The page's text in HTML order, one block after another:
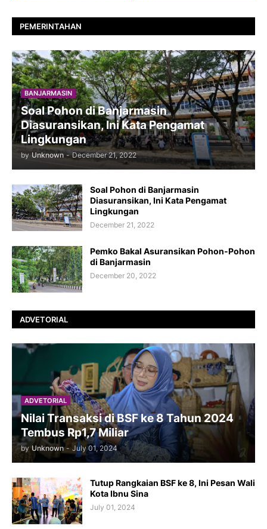
PEMERINTAHAN
BANJARMASIN
Soal Pohon di Banjarmasin
Diasuransikan, Ini Kata Pengamat
Lingkungan
by Unknown - December 21, 2022
Soal Pohon di Banjarmasin
Diasuransikan, Ini Kata Pengamat
Lingkungan
December 21, 2022
Pemko Bakal Asuransikan Pohon-Pohon
di Banjarmasin
December 20, 2022
ADVETORIAL
ADVETORIAL
Nilai Transaksi di BSF ke 8 Tahun 2024
Tembus Rp1,7 Miliar
by Unknown - July 01, 2024
Tutup Rangkaian BSF ke 8, Ini Pesan Wali
Kota Ibnu Sina
July 01, 2024